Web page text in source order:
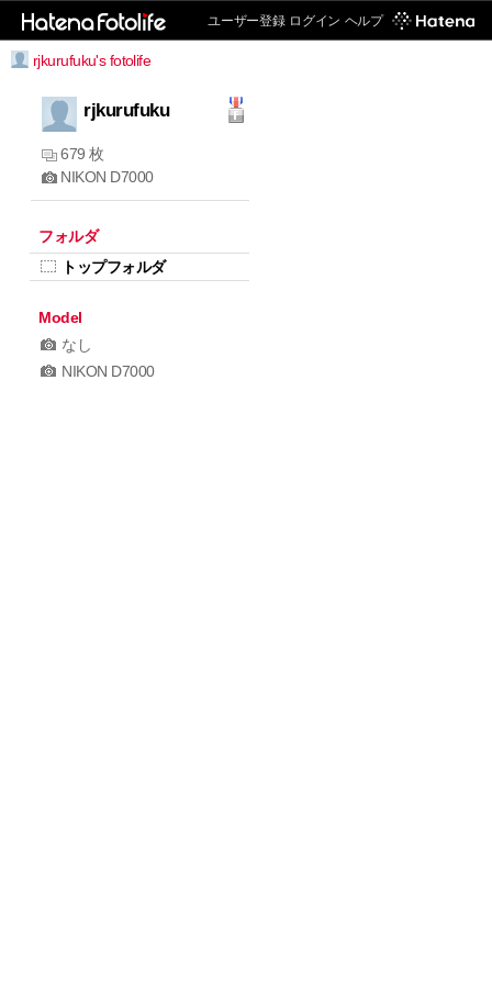
ユーザー登録 ログイン ヘルプ
rjkurufuku's fotolife
rjkurufuku
679 枚
NIKON D7000
フォルダ
トップフォルダ
Model
なし
NIKON D7000